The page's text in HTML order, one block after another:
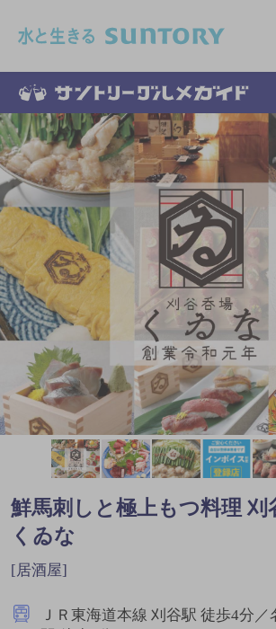
鮮馬刺しと極上もつ料理 刈
くゐな
[居酒屋]
ＪＲ東海道本線 刈谷駅 徒歩4分